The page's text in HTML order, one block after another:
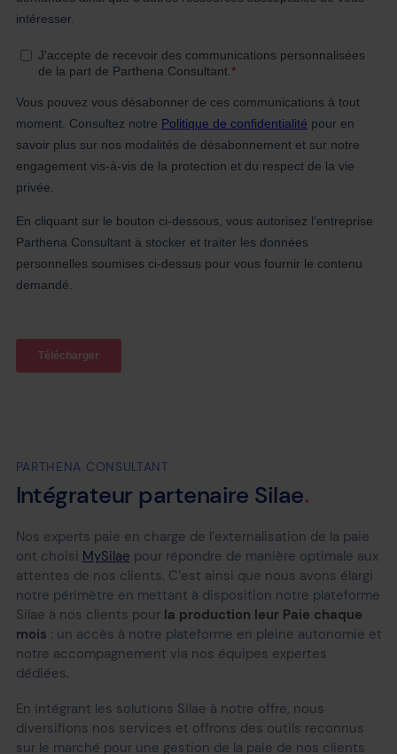
PARTHENA CONSULTANT
Intégrateur partenaire Silae
Nos experts paie en charge de l’externalisation de la paie
ont choisi MySilae pour répondre de manière optimale aux
attentes de nos clients. C’est ainsi que nous avons élargi
notre périmètre en mettant à disposition notre plateforme
Silae à nos clients pour la production leur Paie chaque
mois : un accès à notre plateforme en pleine autonomie et
notre accompagnement via nos équipes expertes
dédiées.
En intégrant les solutions Silae à notre offre, nous
diversifions nos services et offrons des outils reconnus
sur le marché pour une gestion de la paie de nos clients